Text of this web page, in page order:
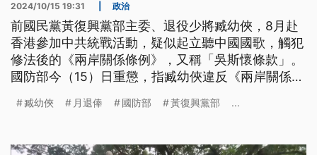
2024/10/15 19:31 政治
前國民黨黃復興黨部主委、退役少將臧幼俠，8月赴
香港參加中共統戰活動，疑似起立聽中國國歌，觸犯
修法後的《兩岸關係條例》，又稱「吳斯懷條款」。
國防部今（15）日重懲，指臧幼俠違反《兩岸關係條
章。臧幼俠透過律師發聲明，否認聽中國國歌，將提
臧幼俠 月退俸 國防部 黃復興黨部 ...